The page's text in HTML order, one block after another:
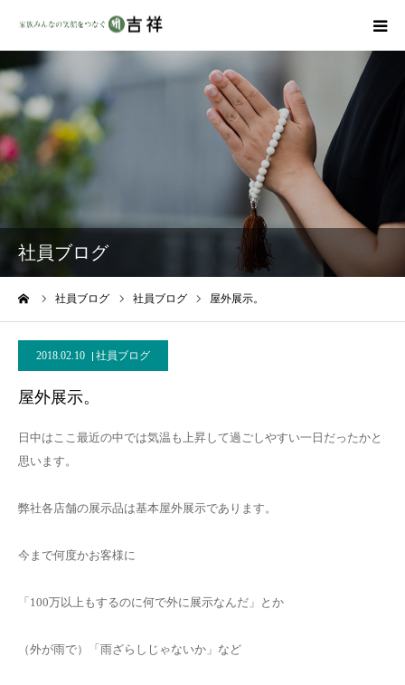
社員ブログ
社員ブログ 社員ブログ 屋外展示。
2018.02.10 社員ブログ
屋外展示。
日中はここ最近の中では気温も上昇して過ごしやすい一日だったかと
思います。
弊社各店舗の展示品は基本屋外展示であります。
今まで何度かお客様に
「100万以上もするのに何で外に展示なんだ」とか
（外が雨で）「雨ざらしじゃないか」など
商品ラインナップ
墓地・霊園を探す
吉祥の特徴